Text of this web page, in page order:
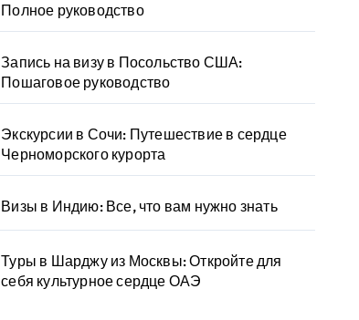
Полное руководство
Запись на визу в Посольство США:
Пошаговое руководство
Экскурсии в Сочи: Путешествие в сердце
Черноморского курорта
Визы в Индию: Все, что вам нужно знать
Туры в Шарджу из Москвы: Откройте для
себя культурное сердце ОАЭ